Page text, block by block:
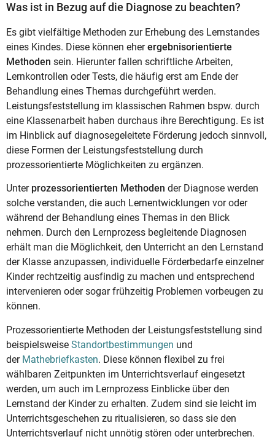
Was ist in Bezug auf die Diagnose zu beachten?
Es gibt vielfältige Methoden zur Erhebung des Lernstandes
eines Kindes. Diese können eherergebnisorientierte
Methoden sein. Hierunter fallen schriftliche Arbeiten,
Lernkontrollen oder Tests, die häufig erst am Ende der
Behandlung eines Themas durchgeführt werden.
Leistungsfeststellung im klassischen Rahmen bspw. durch
eine Klassenarbeit haben durchaus ihre Berechtigung. Es ist
im Hinblick auf diagnosegeleitete Förderung jedoch sinnvoll,
diese Formen der Leistungsfeststellung durch
prozessorientierte Möglichkeiten zu ergänzen.
Unter prozessorientierten Methoden der Diagnose werden
solche verstanden, die auch Lernentwicklungen vor oder
während der Behandlung eines Themas in den Blick
nehmen. Durch den Lernprozess begleitende Diagnosen
erhält man die Möglichkeit, den Unterricht an den Lernstand
der Klasse anzupassen, individuelle Förderbedarfe einzelner
Kinder rechtzeitig ausfindig zu machen und entsprechend
intervenieren oder sogar frühzeitig Problemen vorbeugen zu
können.
Prozessorientierte Methoden der Leistungsfeststellung sind
beispielsweise Standortbestimmungen und
der Mathebriefkasten. Diese können flexibel zu frei
wählbaren Zeitpunkten im Unterrichtsverlauf eingesetzt
werden, um auch im Lernprozess Einblicke über den
Lernstand der Kinder zu erhalten. Zudem sind sie leicht im
Unterrichtsgeschehen zu ritualisieren, so dass sie den
Unterrichtsverlauf nicht unnötig stören oder unterbrechen.